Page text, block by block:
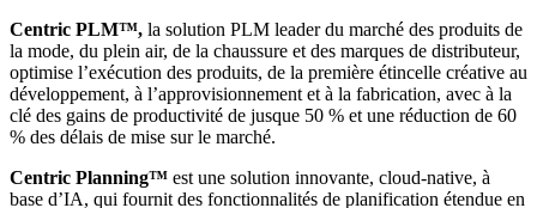
Centric PLM™, la solution PLM leader du marché des produits de
la mode, du plein air, de la chaussure et des marques de distributeur,
optimise l’exécution des produits, de la première étincelle créative au
développement, à l’approvisionnement et à la fabrication, avec à la
clé des gains de productivité de jusque 50 % et une réduction de 60
% des délais de mise sur le marché.
Centric Planning™ est une solution innovante, cloud-native, à
base d’IA, qui fournit des fonctionnalités de planification étendue en